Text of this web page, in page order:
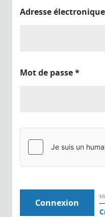
Adresse électronique
Mot de passe*